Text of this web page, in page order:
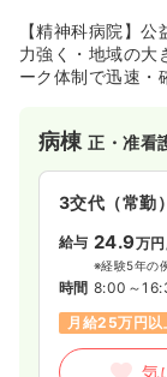
【精神科病院】
力強く・地域の大
ーク体制で迅速・
いたします。
病棟正・准看
3交代（常勤）
給与 24.9万円
※経験5年の
時間 8:00～
月給25万円以
気